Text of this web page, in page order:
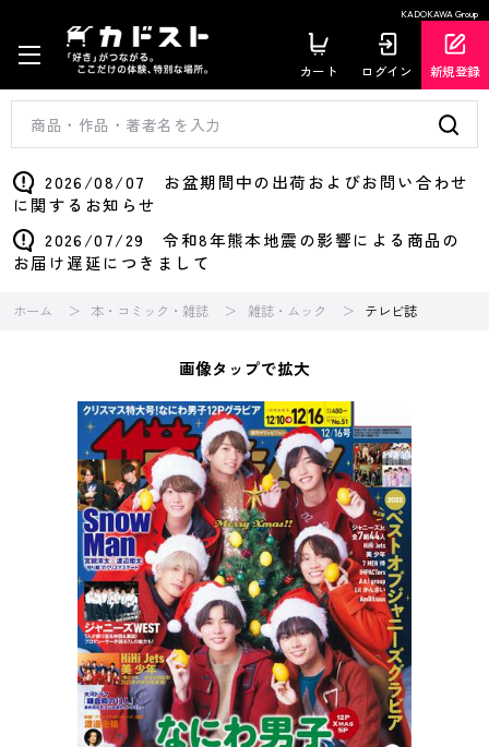
KADOKAWA Group
カート ログイン 新規登録
2026/08/07 お盆期間中の出荷およびお問い合わせ
に関するお知らせ
2026/07/29 令和8年熊本地震の影響による商品の
お届け遅延につきまして
ホーム 本・コミック・雑誌 雑誌・ムック テレビ誌
画像タップで拡大